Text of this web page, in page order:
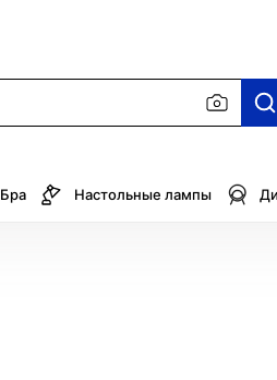
Бра Настольные лампы